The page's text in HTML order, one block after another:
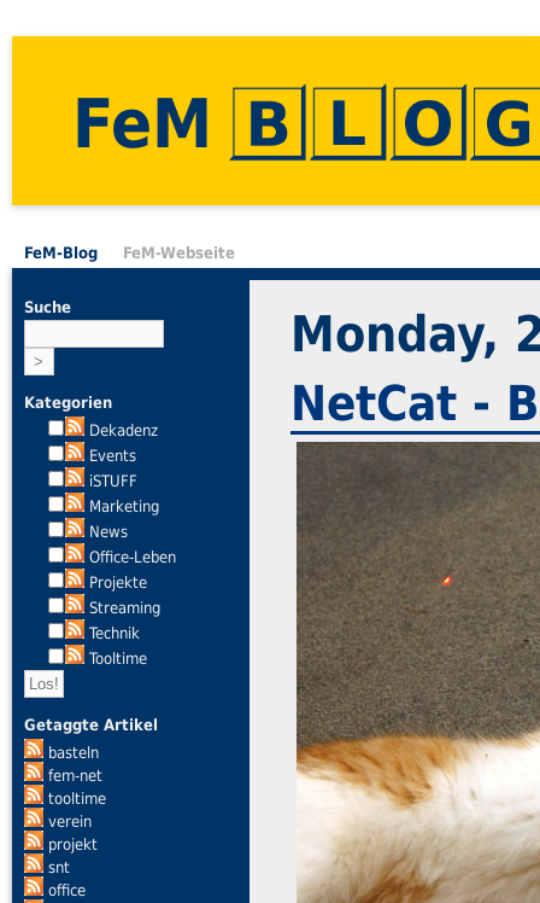
FeM
FeM-Blog FeM-Webseite
Suche
Kategorien
Dekadenz
Events
iSTUFF
Marketing
News
Office-Leben
Projekte
Streaming
Technik
Tooltime
Getaggte Artikel
basteln
fem-net
tooltime
verein
projekt
snt
office
Monday,
NetCat -